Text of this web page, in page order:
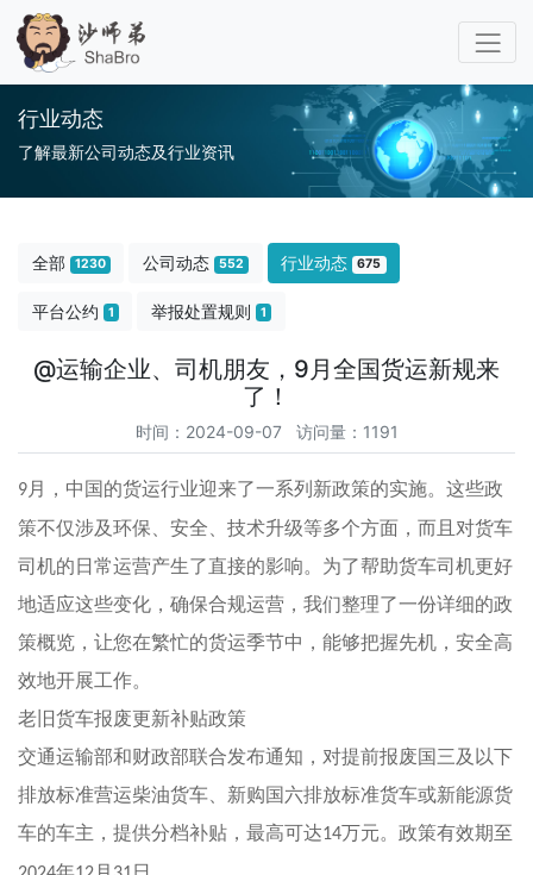
行业动态
了解最新公司动态及行业资讯
全部 1230 公司动态 552 行业动态 675
平台公约 1 举报处置规则 1
@运输企业、司机朋友，9月全国货运新规来
了！
时间：2024-09-07 访问量：1191
9月，中国的货运行业迎来了一系列新政策的实施。这些政
策不仅涉及环保、安全、技术升级等多个方面，而且对货车
司机的日常运营产生了直接的影响。为了帮助货车司机更好
地适应这些变化，确保合规运营，我们整理了一份详细的政
策概览，让您在繁忙的货运季节中，能够把握先机，安全高
效地开展工作。
老旧货车报废更新补贴政策
交通运输部和财政部联合发布通知，对提前报废国三及以下
排放标准营运柴油货车、新购国六排放标准货车或新能源货
车的车主，提供分档补贴，最高可达14万元。政策有效期至